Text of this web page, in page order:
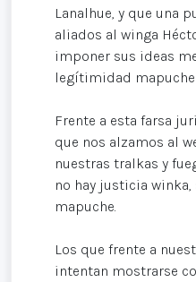
Lanalhue, y que una
aliados al winga
imponer sus ideas
legítimidad
Frente a esta farsa
que nos alzamos al
nuestras tralkas y
no hay justicia
mapuche.
Los que frente a
intentan mostrarse